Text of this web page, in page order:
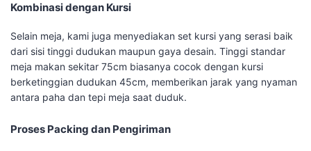
Kombinasi dengan Kursi
Selain meja, kami juga menyediakan set kursi yang serasi baik
dari sisi tinggi dudukan maupun gaya desain. Tinggi standar
meja makan sekitar 75cm biasanya cocok dengan kursi
berketinggian dudukan 45cm, memberikan jarak yang nyaman
antara paha dan tepi meja saat duduk.
Proses Packing dan Pengiriman